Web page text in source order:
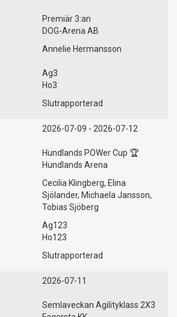
Premiär 3:an
DOG-Arena AB
Annelie Hermansson
Ag3
Ho3
Slutrapporterad
2026-07-09 - 2026-07-12
Hundlands POWer Cup 🏆
Hundlands Arena
Cecilia Klingberg, Elina
Sjölander, Michaela Jansson,
Tobias Sjöberg
Ag123
Ho123
Slutrapporterad
2026-07-11
Semlaveckan Agilityklass 2X3